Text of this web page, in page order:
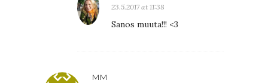
23.5.2017 at 11:38
Sanos muuta!!! <3
MM